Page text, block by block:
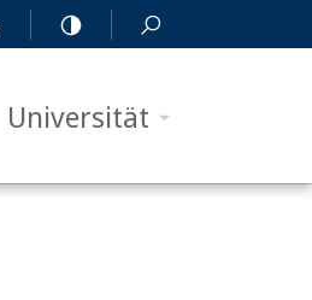
Universität